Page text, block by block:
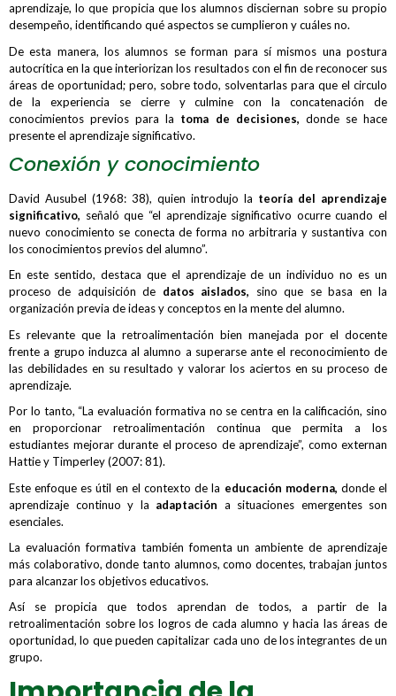
aprendizaje, lo que propicia que los alumnos disciernan sobre su propio
desempeño, identificando qué aspectos se cumplieron y cuáles no.
De esta manera, los alumnos se forman para sí mismos una postura
autocrítica en la que interiorizan los resultados con el fin de reconocer sus
áreas de oportunidad; pero, sobre todo, solventarlas para que el circulo
de la experiencia se cierre y culmine con la concatenación de
conocimientos previos para la toma de decisiones, donde se hace
presente el aprendizaje significativo.
Conexión y conocimiento
David Ausubel (1968: 38), quien introdujo la teoría del aprendizaje
significativo, señaló que “el aprendizaje significativo ocurre cuando el
nuevo conocimiento se conecta de forma no arbitraria y sustantiva con
los conocimientos previos del alumno”.
En este sentido, destaca que el aprendizaje de un individuo no es un
proceso de adquisición de datos aislados, sino que se basa en la
organización previa de ideas y conceptos en la mente del alumno.
Es relevante que la retroalimentación bien manejada por el docente
frente a grupo induzca al alumno a superarse ante el reconocimiento de
las debilidades en su resultado y valorar los aciertos en su proceso de
aprendizaje.
Por lo tanto, “La evaluación formativa no se centra en la calificación, sino
en proporcionar retroalimentación continua que permita a los
estudiantes mejorar durante el proceso de aprendizaje”, como externan
Hattie y Timperley (2007: 81).
Este enfoque es útil en el contexto de la educación moderna, donde el
aprendizaje continuo y la adaptación a situaciones emergentes son
esenciales.
La evaluación formativa también fomenta un ambiente de aprendizaje
más colaborativo, donde tanto alumnos, como docentes, trabajan juntos
para alcanzar los objetivos educativos.
Así se propicia que todos aprendan de todos, a partir de la
retroalimentación sobre los logros de cada alumno y hacia las áreas de
oportunidad, lo que pueden capitalizar cada uno de los integrantes de un
grupo.